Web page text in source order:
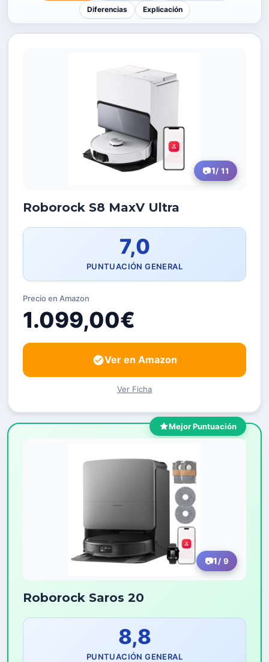
Diferencias
Explicación
1/ 11
Roborock S8 MaxV Ultra
7,0
PUNTUACIÓN GENERAL
Precio en Amazon
1.099,00€
Ver en Amazon
Ver Ficha
Mejor Puntuación
1/ 9
Roborock Saros 20
8,8
PUNTUACIÓN GENERAL